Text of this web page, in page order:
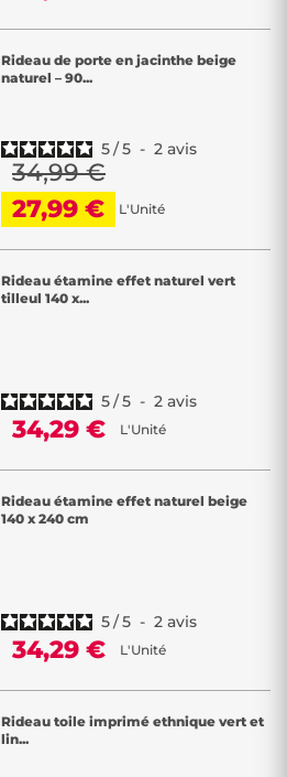
Rideau de porte en jacinthe beige
naturel – 90...
5/5 - 2 avis
34,99 €
27,99 €
L'Unité
Rideau étamine effet naturel vert
tilleul 140 x...
5/5 - 2 avis
34,29 € L'Unité
Rideau étamine effet naturel beige
140 x 240 cm
5/5 - 2 avis
34,29 € L'Unité
Rideau toile imprimé ethnique vert et
lin...